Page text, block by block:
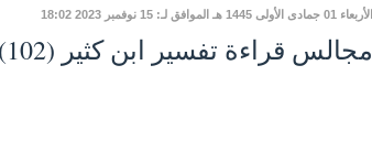
الأربعاء 01 جمادى الأولى 1445 هـ الموافق لـ: 15 نوفمبر 2023 18:02
مجالس قراءة تفسير ابن كثير (102) سورة البقرة، تابع الآية 228